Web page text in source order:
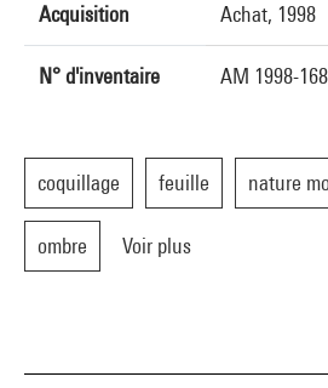
Acquisition Achat, 1998
N° d'inventaire AM 1998-
coquillage feuille nature
ombre Voir plus